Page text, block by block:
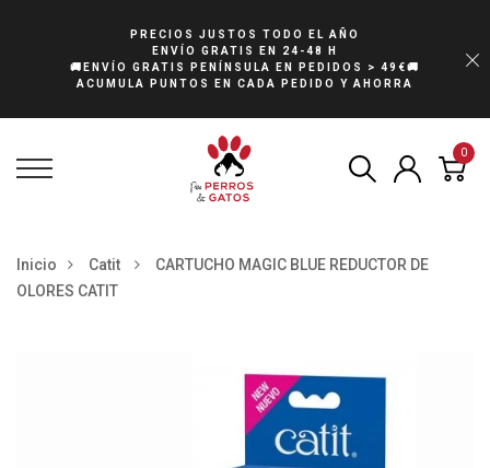
PRECIOS JUSTOS TODO EL AÑO
ENVÍO GRATIS EN 24-48 H
🚚ENVÍO GRATIS PENÍNSULA EN PEDIDOS > 49€🚚
ACUMULA PUNTOS EN CADA PEDIDO Y AHORRA
0
Inicio Catit
CARTUCHO MAGIC BLUE REDUCTOR DE
OLORES CATIT